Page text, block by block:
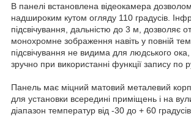
В панелі встановлена відеокамера
надшироким кутом огляду 110 градусів.
підсвічування, дальністю до 3 м, дозволяє
монохромне зображення навіть у повній
підсвічування не видима для людського
зручно при використанні функції запису по
Панель має міцний матовий металевий
для установки всередині приміщень і на
діапазон температур від -30 до + 60 градусів